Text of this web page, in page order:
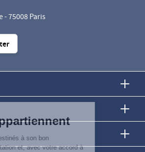
vous appartiennent
des cookies destinés à son bon
la fréquentation et, avec votre accord à
- 75008 Paris